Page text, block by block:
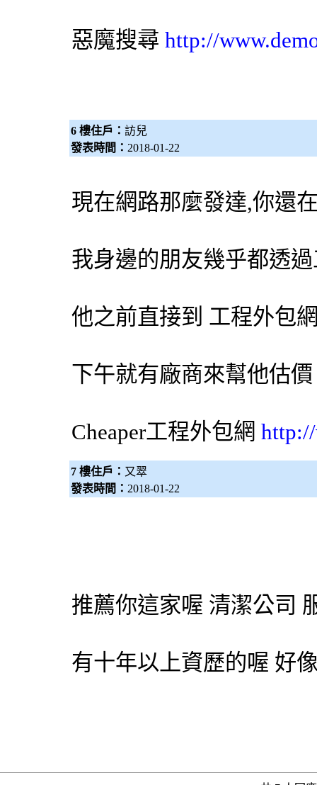
惡魔搜尋 http://
6 樓住戶： 訪兒
發表時間： 2018-01-22
現在網路那麼發達,你還
我身邊的朋友幾乎都透
他之前直接到 工程外包
下午就有廠商來幫他估價
Cheaper工程外包網
7 樓住戶： 又翠
發表時間： 2018-01-22
推薦你這家喔 清潔公司
有十年以上資歷的喔 好